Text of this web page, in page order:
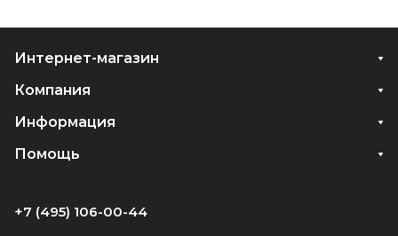
Интернет-магазин
Компания
Информация
Помощь
+7 (495) 106-00-44